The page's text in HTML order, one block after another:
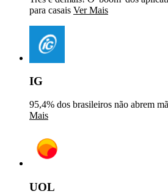
para casais Ver Mais
IG
95,4% dos brasileiros não abrem
Mais
UOL